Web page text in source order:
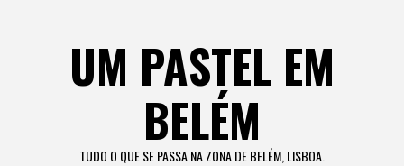
UM PASTEL EM
BELÉM
TUDO O QUE SE PASSA NA ZONA DE BELÉM, LISBOA.